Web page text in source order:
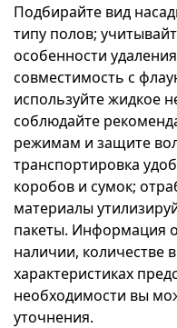
Подбирайте вид
типу полов;
особенности
совместимость с
используйте жидкое
соблюдайте
режимам и защите
транспортировка
коробов и сумок;
материалы
пакеты. Информация
наличии, количестве
характеристиках
необходимости вы
уточнения.